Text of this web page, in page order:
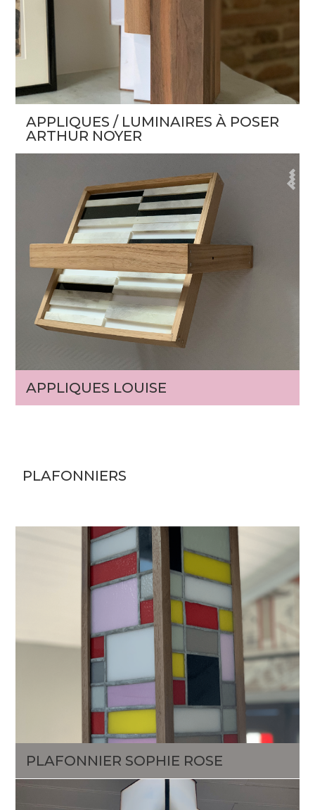
APPLIQUES / LUMINAIRES À POSER
ARTHUR NOYER
APPLIQUES LOUISE
PLAFONNIERS
PLAFONNIER SOPHIE ROSE